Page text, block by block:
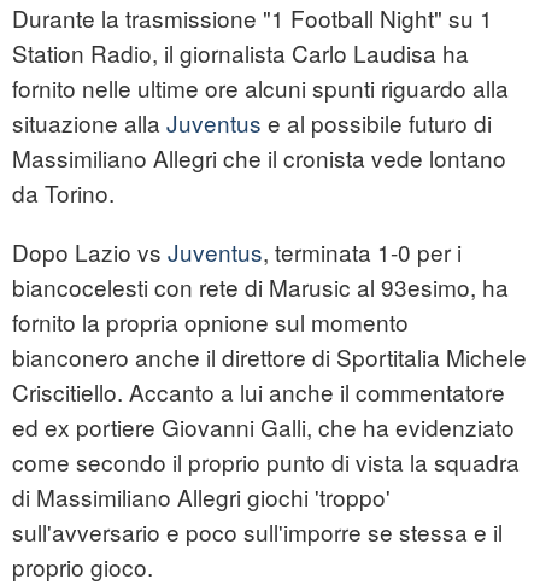
Durante la trasmissione "1 Football Night" su 1
Station Radio, il giornalista Carlo Laudisa ha
fornito nelle ultime ore alcuni spunti riguardo alla
situazione alla Juventus e al possibile futuro di
Massimiliano Allegri che il cronista vede lontano
da Torino.
Dopo Lazio vs Juventus, terminata 1-0 per i
biancocelesti con rete di Marusic al 93esimo, ha
fornito la propria opnione sul momento
bianconero anche il direttore di Sportitalia Michele
Criscitiello. Accanto a lui anche il commentatore
ed ex portiere Giovanni Galli, che ha evidenziato
come secondo il proprio punto di vista la squadra
di Massimiliano Allegri giochi 'troppo'
sull'avversario e poco sull'imporre se stessa e il
proprio gioco.